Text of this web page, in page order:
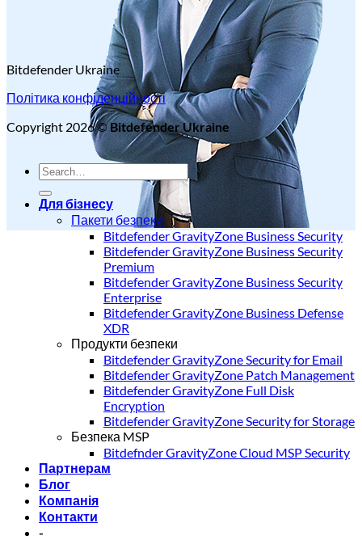
Bitdefender Ukraine
Політика конфіденційності
Copyright 2026 ©Bitdefender Ukraine
Для бізнесу
Пакети безпеки
Bitdefender GravityZone Business Security
Bitdefender GravityZone Business Security
Premium
Bitdefender GravityZone Business Security
Enterprise
Bitdefender GravityZone Business Defense
XDR
Продукти безпеки
Bitdefender GravityZone Security for Email
Bitdefender GravityZone Patch Management
Bitdefender GravityZone Full Disk
Encryption
Bitdefender GravityZone Security for Storage
Безпека MSP
Bitdefnder GravityZone Cloud MSP Security
Партнерам
Блог
Компанія
Контакти
-